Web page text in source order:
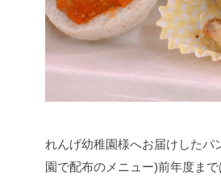
れんげ幼稚園様へお届けしたパ
園で配布のメニュー)前年度ま